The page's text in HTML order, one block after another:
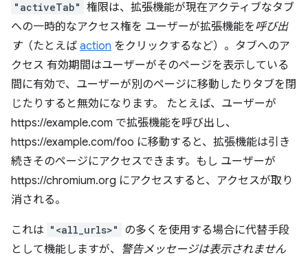
"activeTab" 権限は、拡張機能が現在アクティブなタブ
への一時的なアクセス権を ユーザーが拡張機能を呼び出
す（たとえば action をクリックするなど）。タブへのア
クセス 有効期間はユーザーがそのページを表示している
間に有効で、ユーザーが別のページに移動したりタブを閉
じたりすると無効になります。 たとえば、ユーザーが
https://example.com で拡張機能を呼び出し、
https://example.com/foo に移動すると、拡張機能は引き
続きそのページにアクセスできます。もし ユーザーが
https://chromium.org にアクセスすると、アクセスが取り
消される。
これは "<all_urls>"
の多くを使用する場合に代替手段
として機能しますが、 警告メッセージは表示されません